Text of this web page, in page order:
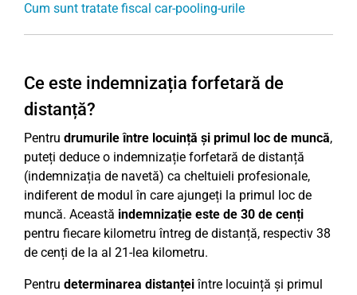
Cum sunt tratate fiscal car-pooling-urile
Ce este indemnizația forfetară de
distanță?
Pentru drumurile între locuință și primul loc de muncă,
puteți deduce o indemnizație forfetară de distanță
(indemnizația de navetă) ca cheltuieli profesionale,
indiferent de modul în care ajungeți la primul loc de
muncă. Această indemnizație este de 30 de cenți
pentru fiecare kilometru întreg de distanță, respectiv 38
de cenți de la al 21-lea kilometru.
Pentru determinarea distanțeiîntre locuință și primul